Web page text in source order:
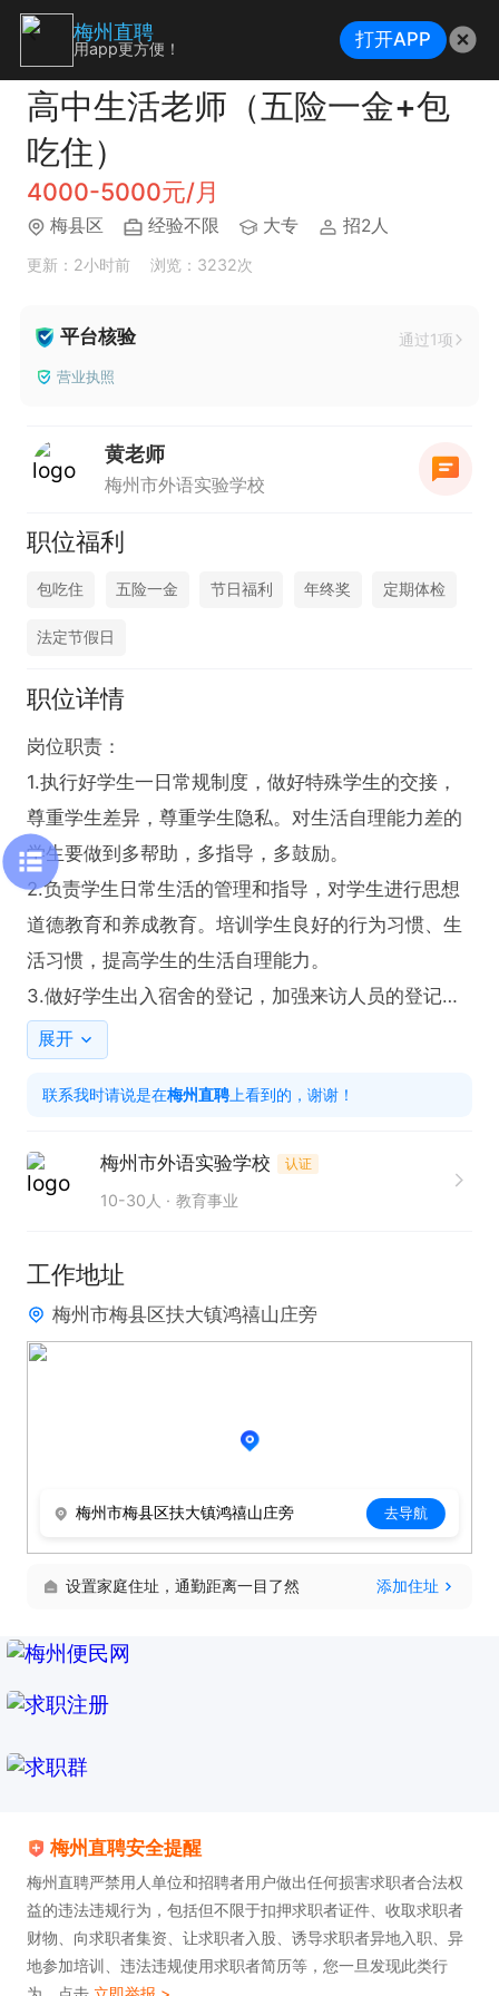
高中生活老师（五险一金+包
吃住）
4000-5000元/月
梅县区 经验不限 大专 招2人
更新：2小时前 浏览：3232次
平台核验 通过1项
营业执照
黄老师
梅州市外语实验学校
职位福利
包吃住 五险一金 节日福利 年终奖 定期体检
法定节假日
职位详情
岗位职责：
1.执行好学生一日常规制度，做好特殊学生的交接，
尊重学生差异，尊重学生隐私。对生活自理能力差的
学生要做到多帮助，多指导，多鼓励。
2.负责学生日常生活的管理和指导，对学生进行思想
道德教育和养成教育。培训学生良好的行为习惯、生
活习惯，提高学生的生活自理能力。
3.做好学生出入宿舍的登记，加强来访人员的登记记
录。检查宿舍区存在的安全隐患，做好宿舍区卫生。
4.提高防火防盗意识，经常对学生进行安全防范教
育，配合学生处做好违禁物品的排查收缴和排除，出
5.同事之间互相帮助，互相支持，团结协作，能认真
完成学校安排的其他工作。
1.有教育情怀，具备教育学心理学知识，能从爱出发
细致体贴陪伴孩子。
2.以爱育人，身体力行，知行合一，修己达人。
4.具备教育行业从业经验者优先，有知名民办学校生
动、免费体检、各类慰问、节假日福利。
展开
联系我时请说是在梅州直聘 上看到的，谢谢！
梅州市外语实验学校 认证
10-30人 教育事业
工作地址
梅州市梅县区扶大镇鸿禧山庄旁
梅州市梅县区扶大镇鸿禧山庄旁 去导航
设置家庭住址，通勤距离一目了然 添加住址
梅州直聘安全提醒
梅州直聘严禁用人单位和招聘者用户做出任何损害求职者合法权
益的违法违规行为，包括但不限于扣押求职者证件、收取求职者
财物、向求职者集资、让求职者入股、诱导求职者异地入职、异
地参加培训、违法违规使用求职者简历等，您一旦发现此类行
梅州直聘
用app更方便！ 打开APP